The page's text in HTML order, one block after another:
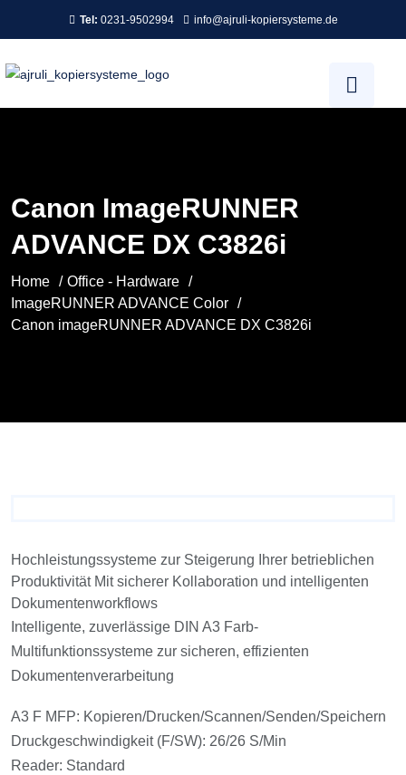
Tel: 0231-9502994 info@ajruli-kopiersysteme.de
Canon ImageRUNNER
ADVANCE DX C3826i
Home
Office - Hardware
ImageRUNNER ADVANCE Color
Canon imageRUNNER ADVANCE DX C3826i
Hochleistungssysteme zur Steigerung Ihrer betrieblichen
Produktivität Mit sicherer Kollaboration und intelligenten
Dokumentenworkflows
Intelligente, zuverlässige DIN A3 Farb-
Multifunktionssysteme zur sicheren, effizienten
Dokumentenverarbeitung
A3 F MFP: Kopieren/Drucken/Scannen/Senden/Speichern
Druckgeschwindigkeit (F/SW): 26/26 S/Min
Reader: Standard